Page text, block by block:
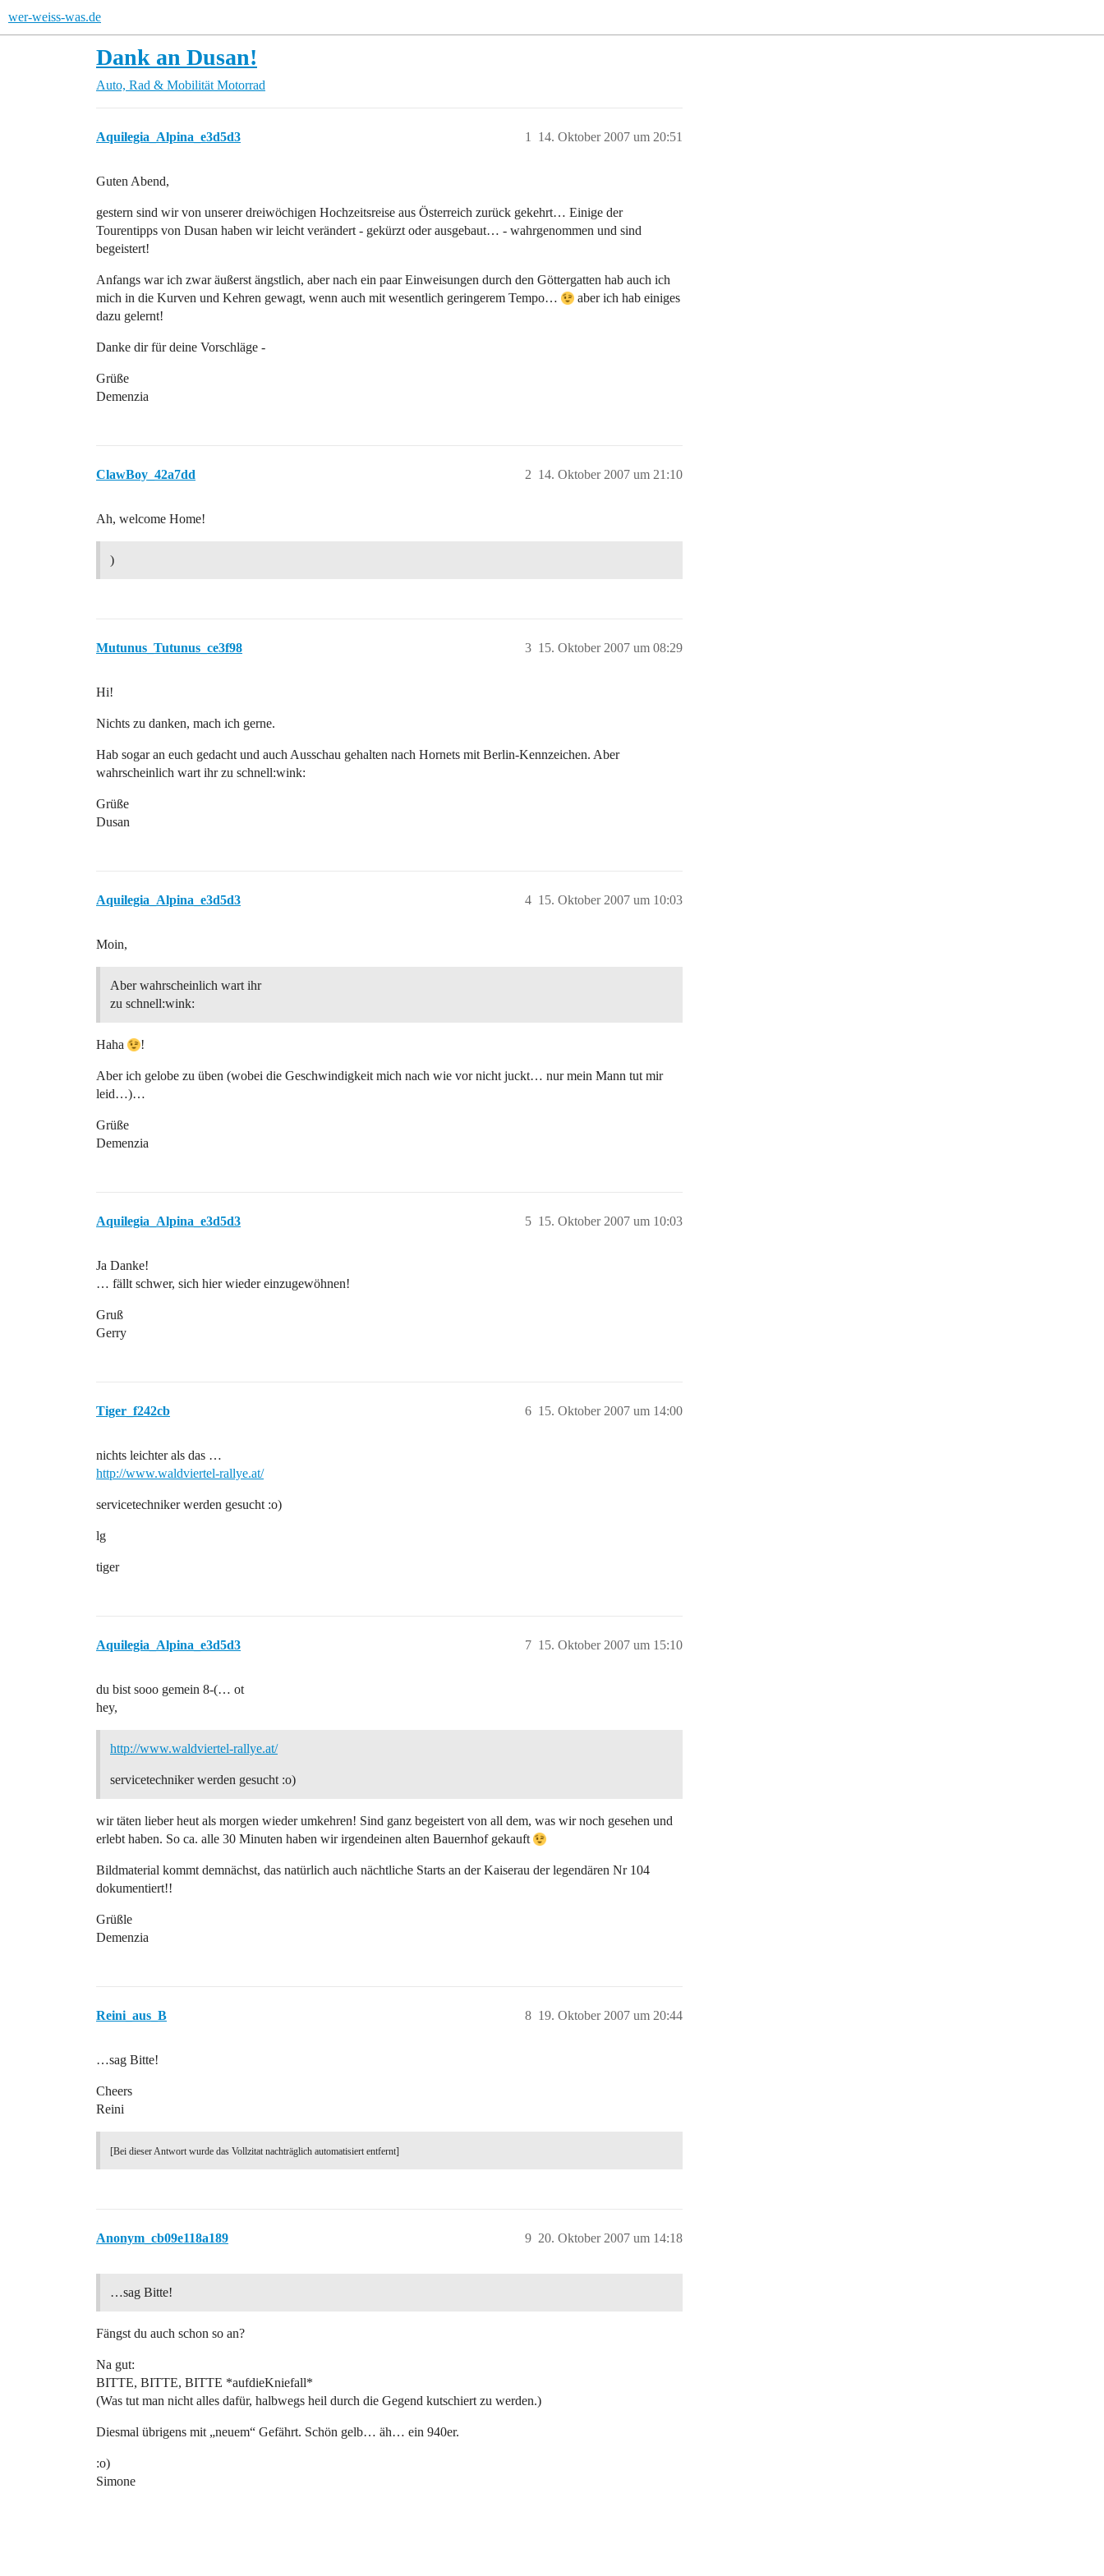
wer-weiss-was.de
Dank an Dusan!
Auto, Rad & Mobilität Motorrad
Aquilegia_Alpina_e3d5d3 14. Oktober 2007 um 20:51
1
Guten Abend,
gestern sind wir von unserer dreiwöchigen Hochzeitsreise aus Österreich zurück gekehrt… Einige der
Tourentipps von Dusan haben wir leicht verändert - gekürzt oder ausgebaut… - wahrgenommen und sind
begeistert!
Anfangs war ich zwar äußerst ängstlich, aber nach ein paar Einweisungen durch den Göttergatten hab auch ich
mich in die Kurven und Kehren gewagt, wenn auch mit wesentlich geringerem Tempo…
aber ich hab einiges
dazu gelernt!
Danke dir für deine Vorschläge -
Grüße
Demenzia
ClawBoy_42a7dd 14. Oktober 2007 um 21:10
2
Ah, welcome Home!
)
Mutunus_Tutunus_ce3f98 15. Oktober 2007 um 08:29
3
Hi!
Nichts zu danken, mach ich gerne.
Hab sogar an euch gedacht und auch Ausschau gehalten nach Hornets mit Berlin-Kennzeichen. Aber
wahrscheinlich wart ihr zu schnell:wink:
Grüße
Dusan
Aquilegia_Alpina_e3d5d3 15. Oktober 2007 um 10:03
4
Moin,
Aber wahrscheinlich wart ihr
zu schnell:wink:
Haha !
Aber ich gelobe zu üben (wobei die Geschwindigkeit mich nach wie vor nicht juckt… nur mein Mann tut mir
leid…)…
Grüße
Demenzia
Aquilegia_Alpina_e3d5d3 15. Oktober 2007 um 10:03
5
Ja Danke!
… fällt schwer, sich hier wieder einzugewöhnen!
Gruß
Gerry
Tiger_f242cb 15. Oktober 2007 um 14:00
6
nichts leichter als das …
http://www.waldviertel-rallye.at/
servicetechniker werden gesucht :o)
lg
tiger
Aquilegia_Alpina_e3d5d3 15. Oktober 2007 um 15:10
7
du bist sooo gemein 8-(… ot
hey,
http://www.waldviertel-rallye.at/
servicetechniker werden gesucht :o)
wir täten lieber heut als morgen wieder umkehren! Sind ganz begeistert von all dem, was wir noch gesehen und
erlebt haben. So ca. alle 30 Minuten haben wir irgendeinen alten Bauernhof gekauft
Bildmaterial kommt demnächst, das natürlich auch nächtliche Starts an der Kaiserau der legendären Nr 104
dokumentiert!!
Grüßle
Demenzia
Reini_aus_B 19. Oktober 2007 um 20:44
8
…sag Bitte!
Cheers
Reini
[Bei dieser Antwort wurde das Vollzitat nachträglich automatisiert entfernt]
Anonym_cb09e118a189 20. Oktober 2007 um 14:18
9
…sag Bitte!
Fängst du auch schon so an?
Na gut:
BITTE, BITTE, BITTE *aufdieKniefall*
(Was tut man nicht alles dafür, halbwegs heil durch die Gegend kutschiert zu werden.)
Diesmal übrigens mit „neuem“ Gefährt. Schön gelb… äh… ein 940er.
:o)
Simone